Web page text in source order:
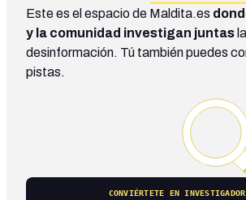
Este es el espacio de Maldita.es
y la comunidad investigan juntas la
desinformación. Tú también puedes
pistas.
CONVIÉRTETE EN INVESTIGADOR